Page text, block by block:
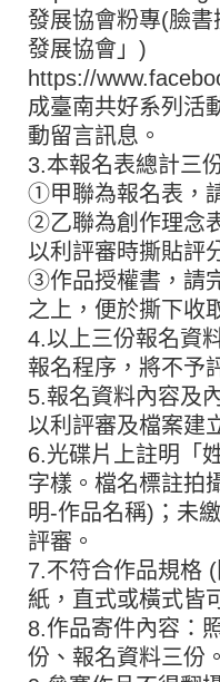
發展協會粉專(臉
發展協會」)
https://
成臺南共好系列活
動留言訊息。
3.本報名表總計三
①甲聯為報名表，
②乙聯為創作理念
以利評審時撕貼評
③作品授權書，請
之上，便於撕下收
4.以上三份報名資
報名程序，將不予
5.報名資料內容及
以利評審及檔案建
6.光碟片上註明「
字樣。檔名標註拍
明-作品名稱)；未
評審。
7.不符合作品規格
紙，直式或橫式皆
8.作品寄件內容：
份、報名資料三份。